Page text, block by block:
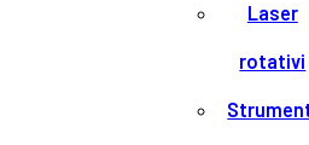
Laser
rotativi